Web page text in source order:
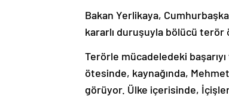
Bakan Yerlikaya,
kararlı duruşuyla bölücü
Terörle mücadeledeki başarıyı
ötesinde, kaynağında,
görüyor. Ülke içerisinde,